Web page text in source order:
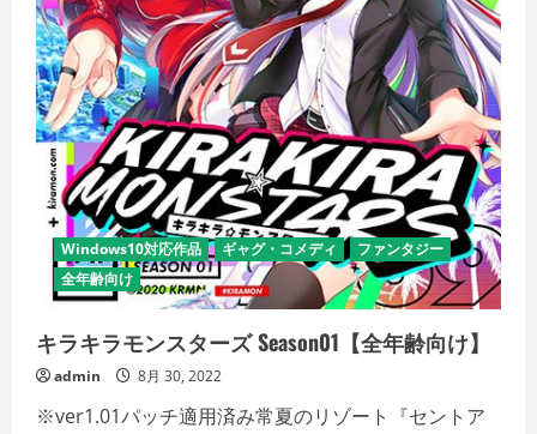
Windows10対応作品 ギャグ・コメディ
ファンタジー
全年齢向け
キラキラモンスターズ Season01【全年齢向け】
admin 8月 30, 2022
※ver1.01パッチ適用済み常夏のリゾート『セントア